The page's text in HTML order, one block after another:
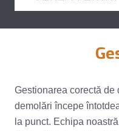
Gestionarea corectă de
demolări începe
la punct. Echipa